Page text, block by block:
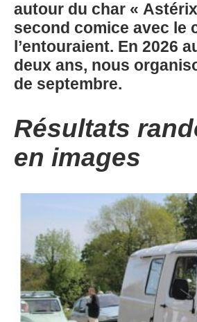
autour du char «
second comice avec le
l’entouraient. En 2026
deux ans, nous
de septembre.
Résultats
en images